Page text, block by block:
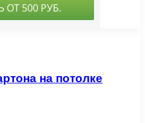
на потолке